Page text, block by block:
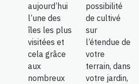
aujourd’hui
l’une des
îles les plus
visitées et
cela grâce
aux
nombreux
possibilité
de cultivé
sur
l’étendue de
votre
terrain, dans
votre jardin,